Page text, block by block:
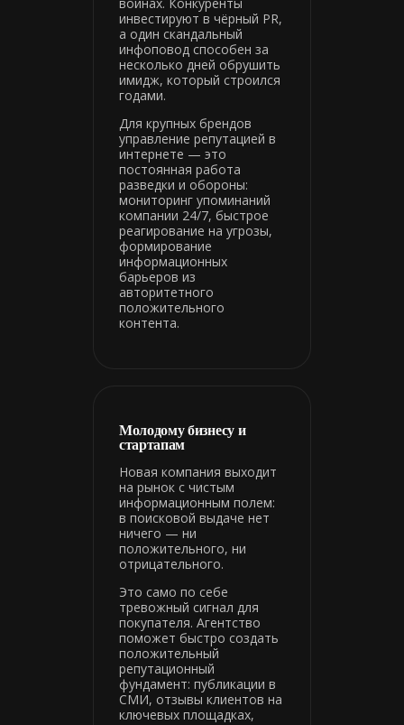
инвестируют в чёрный PR,
а один скандальный
инфоповод способен за
несколько дней обрушить
имидж, который строился
годами.
Для крупных брендов
управление репутацией в
интернете — это
постоянная работа
разведки и обороны:
мониторинг упоминаний
компании 24/7, быстрое
реагирование на угрозы,
формирование
информационных
барьеров из
авторитетного
положительного
контента.
Молодому бизнесу и
стартапам
Новая компания выходит
на рынок с чистым
информационным полем:
в поисковой выдаче нет
ничего — ни
положительного, ни
отрицательного.
Это само по себе
тревожный сигнал для
покупателя. Агентство
поможет быстро создать
положительный
репутационный
фундамент: публикации в
СМИ, отзывы клиентов на
ключевых площадках,